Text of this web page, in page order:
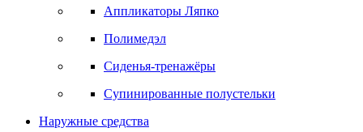
Аппликаторы Ляпко
Полимедэл
Сиденья-тренажёры
Супинированные полустельки
Наружные средства